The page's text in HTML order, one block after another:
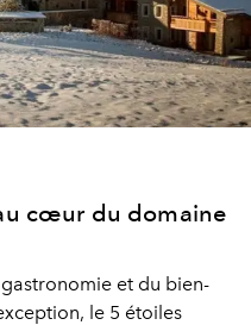
cœur du domaine
et du bien-
le 5 étoiles